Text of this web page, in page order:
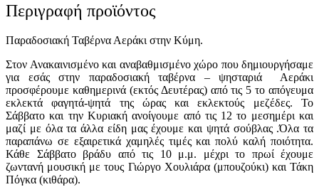
Περιγραφή προϊόντος
Παραδοσιακή Ταβέρνα Αεράκι στην Κύμη.
Στον Ανακαινισμένο και αναβαθμισμένο χώρο που δημιουργήσαμε
για εσάς στην παραδοσιακή ταβέρνα – ψησταριά Αεράκι
προσφέρουμε καθημερινά (εκτός Δευτέρας) από τις 5 το απόγευμα
εκλεκτά φαγητά-ψητά της ώρας και εκλεκτούς μεζέδες. Το
Σάββατο και την Κυριακή ανοίγουμε από τις 12 το μεσημέρι και
μαζί με όλα τα άλλα είδη μας έχουμε και ψητά σούβλας .Όλα τα
παραπάνω σε εξαιρετικά χαμηλές τιμές και πολύ καλή ποιότητα.
Κάθε Σάββατο βράδυ από τις 10 μ.μ. μέχρι το πρωί έχουμε
ζωντανή μουσική με τους Γιώργο Χουλιάρα (μπουζούκι) και Τάκη
Πόγκα (κιθάρα).